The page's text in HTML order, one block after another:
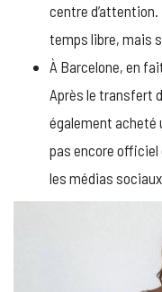
centre
temps libre, mais
À Barcelone, en
Après le transfert
également acheté
pas encore officiel
les médias sociaux.